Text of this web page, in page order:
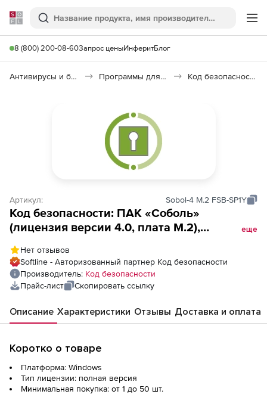
Softline
Поиск
8 (800) 200-08-60Запрос ценыИнферитБлог
Антивирусы и безопасность Программы для защиты информации Код безопасности: ПАК «Соболь» 4.0
Артикул: Sobol-4 M.2 FSB-SP1Y
Код безопасности: ПАК «Соболь»
(лицензия версии 4.0, плата M.2),
России
еще
Нет отзывов
Softline - Авторизованный партнер Код безопасности
Производитель: Код безопасности
Прайс-лист
Скопировать ссылку
Описание Характеристики Отзывы Доставка и оплата
Коротко о товаре
Платформа: Windows
Тип лицензии: полная версия
Минимальная покупка: от 1 до 50 шт.